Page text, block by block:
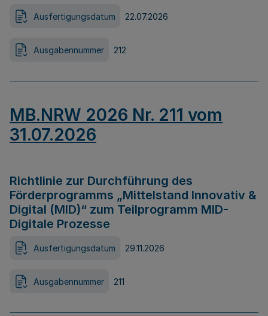
Ausfertigungsdatum 22.07.2026
Ausgabennummer 212
MB.NRW 2026 Nr. 211 vom
31.07.2026
Richtlinie zur Durchführung des
Förderprogramms „Mittelstand Innovativ &
Digital (MID)“ zum Teilprogramm MID-
Digitale Prozesse
Ausfertigungsdatum 29.11.2026
Ausgabennummer 211